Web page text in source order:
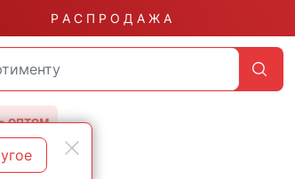
Р А С П Р О Д А Ж А
оптом